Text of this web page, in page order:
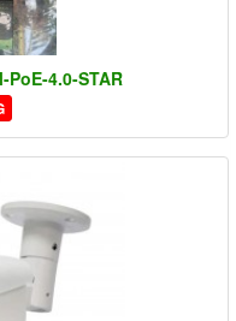
PoE-4.0-STAR